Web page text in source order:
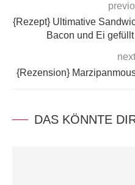
{Rezept} Ultimative
Bacon und Ei
{Rezension}
DAS KÖNNTE